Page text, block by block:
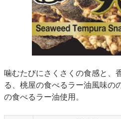
噛むたびにさくさくの食感と、
る、桃屋の食べるラー油風味の
の食べるラー油使用。